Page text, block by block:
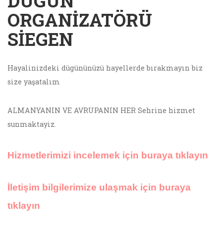
ORGANIZATÖRÜ
SIEGEN
Hayalinizdeki dügününüzü hayellerde bırakmayın biz
size yaşatalım
ALMANYANIN VE AVRUPANIN HER Sehrine hizmet
sunmaktayiz.
Hizmetlerimizi incelemek için buraya tıklayın
İletişim bilgilerimize ulaşmak için buraya
tıklayın